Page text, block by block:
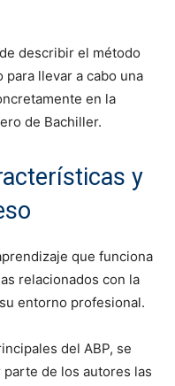
describir el método
para llevar a cabo una
en la
de Bachiller.
y
que funciona
relacionados con la
entorno profesional.
del ABP, se
de los autores las